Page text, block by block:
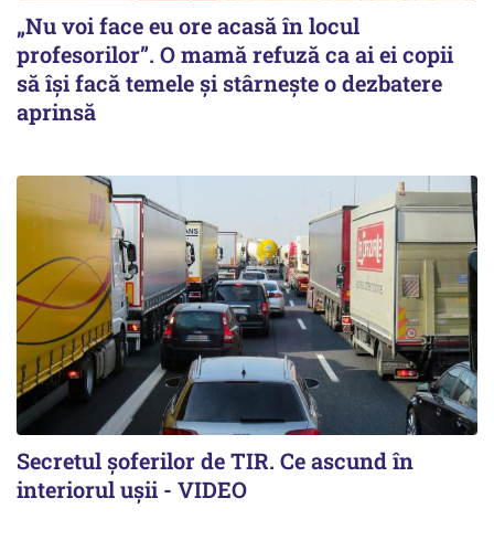
„Nu voi face eu ore acasă în locul
profesorilor”. O mamă refuză ca ai ei copii
să își facă temele și stârnește o dezbatere
aprinsă
Secretul șoferilor de TIR. Ce ascund în
interiorul ușii - VIDEO